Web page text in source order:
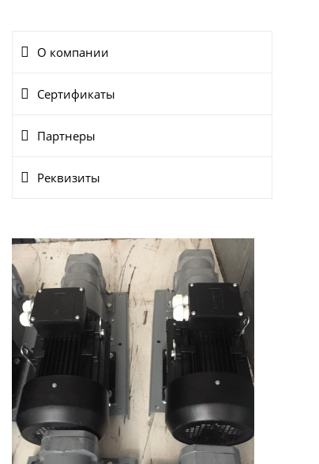
О компании
Сертификаты
Партнеры
Реквизиты